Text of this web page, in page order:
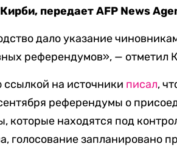
передает AFP News
дало указание
референдумов», — отметил
на источники писал,
референдумы о
которые находятся под
голосование запланировано